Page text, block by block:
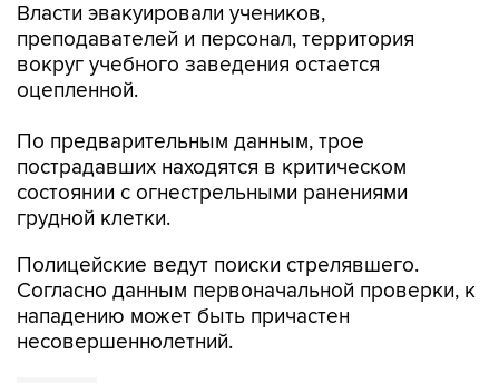
Власти эвакуировали учеников,
преподавателей и персонал, территория
вокруг учебного заведения остается
оцепленной.
По предварительным данным, трое
пострадавших находятся в критическом
состоянии с огнестрельными ранениями
грудной клетки.
Полицейские ведут поиски стрелявшего.
Согласно данным первоначальной проверки, к
нападению может быть причастен
несовершеннолетний.